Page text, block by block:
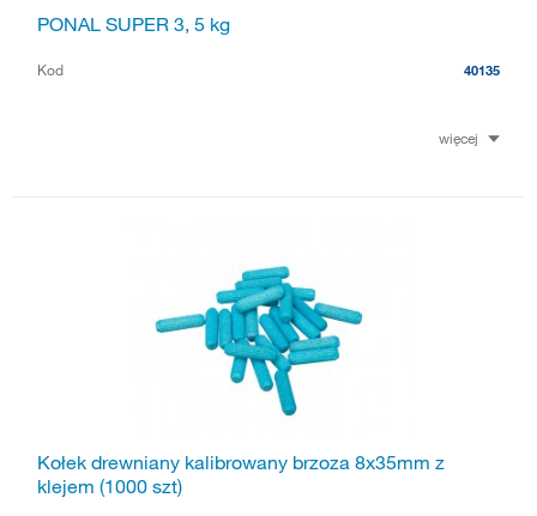
PONAL SUPER 3, 5 kg
Kod 40135
więcej
Kołek drewniany kalibrowany brzoza 8x35mm z
klejem (1000 szt)